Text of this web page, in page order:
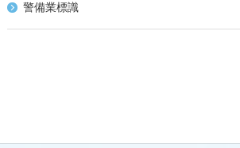
警備業標識